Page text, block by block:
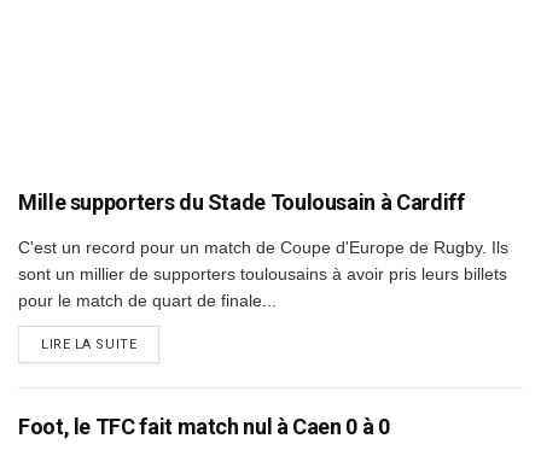
Mille supporters du Stade Toulousain à Cardiff
C'est un record pour un match de Coupe d'Europe de Rugby. Ils
sont un millier de supporters toulousains à avoir pris leurs billets
pour le match de quart de finale...
LIRE LA SUITEDETAILS
Foot, le TFC fait match nul à Caen 0 à 0